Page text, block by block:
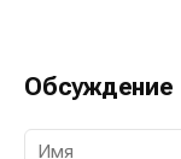
Обсуждение